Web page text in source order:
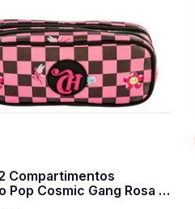
Compartimentos
Pop Cosmic Gang Rosa -